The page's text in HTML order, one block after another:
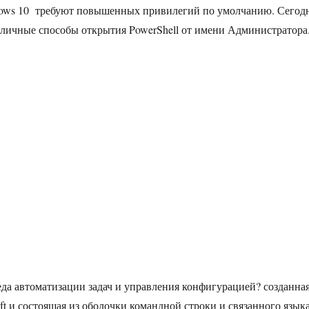
10 требуют повышенных привилегий по умолчанию.
способы открытия PowerShell от имени
автоматизации задач и управления конфигурацией?
и состоящая из оболочки командной строки и связанного